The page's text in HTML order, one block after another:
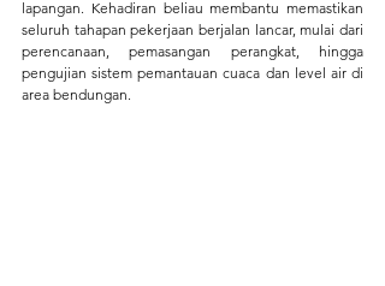
lapangan. Kehadiran beliau membantu memastikan
seluruh tahapan pekerjaan berjalan lancar, mulai dari
perencanaan, pemasangan perangkat, hingga
pengujian sistem pemantauan cuaca dan level air di
area bendungan.